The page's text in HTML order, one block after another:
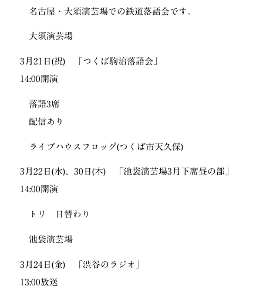
名古屋・大須演芸場での鉄道落語会です。
大須演芸場
3月21日(祝) 「つくば駒治落語会」
14:00開演
落語3席
配信あり
ライブハウスフロッグ(つくば市天久保)
3月22日(水)、30日(木) 「池袋演芸場3月下席昼の部」
14:00開演
トリ 日替わり
池袋演芸場
3月24日(金) 「渋谷のラジオ」
13:00放送